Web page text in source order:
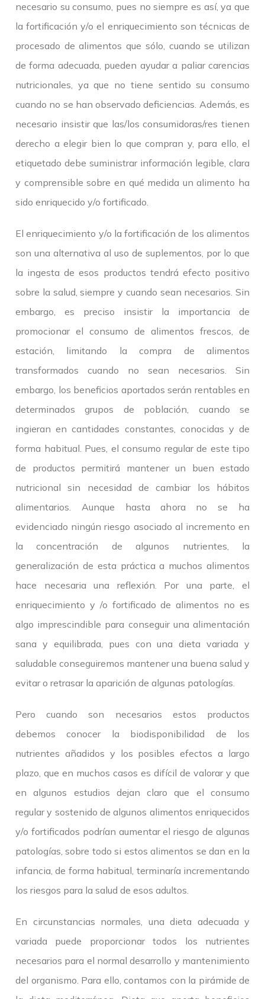
necesario su consumo, pues no siempre es así, ya que
la fortificación y/o el enriquecimiento son técnicas de
procesado de alimentos que sólo, cuando se utilizan
de forma adecuada, pueden ayudar a paliar carencias
nutricionales, ya que no tiene sentido su consumo
cuando no se han observado deficiencias. Además, es
necesario insistir que las/los consumidoras/res tienen
derecho a elegir bien lo que compran y, para ello, el
etiquetado debe suministrar información legible, clara
y comprensible sobre en qué medida un alimento ha
sido enriquecido y/o fortificado.
El enriquecimiento y/o la fortificación de los alimentos
son una alternativa al uso de suplementos, por lo que
la ingesta de esos productos tendrá efecto positivo
sobre la salud, siempre y cuando sean necesarios. Sin
embargo, es preciso insistir la importancia de
promocionar el consumo de alimentos frescos, de
estación, limitando la compra de alimentos
transformados cuando no sean necesarios. Sin
embargo, los beneficios aportados serán rentables en
determinados grupos de población, cuando se
ingieran en cantidades constantes, conocidas y de
forma habitual. Pues, el consumo regular de este tipo
de productos permitirá mantener un buen estado
nutricional sin necesidad de cambiar los hábitos
alimentarios. Aunque hasta ahora no se ha
evidenciado ningún riesgo asociado al incremento en
la concentración de algunos nutrientes, la
generalización de esta práctica a muchos alimentos
hace necesaria una reflexión. Por una parte, el
enriquecimiento y /o fortificado de alimentos no es
algo imprescindible para conseguir una alimentación
sana y equilibrada, pues con una dieta variada y
saludable conseguiremos mantener una buena salud y
evitar o retrasar la aparición de algunas patologías.
Pero cuando son necesarios estos productos
debemos conocer la biodisponibilidad de los
nutrientes añadidos y los posibles efectos a largo
plazo, que en muchos casos es difícil de valorar y que
en algunos estudios dejan claro que el consumo
regular y sostenido de algunos alimentos enriquecidos
y/o fortificados podrían aumentar el riesgo de algunas
patologías, sobre todo si estos alimentos se dan en la
infancia, de forma habitual, terminaría incrementando
los riesgos para la salud de esos adultos.
En circunstancias normales, una dieta adecuada y
variada puede proporcionar todos los nutrientes
necesarios para el normal desarrollo y mantenimiento
del organismo. Para ello, contamos con la pirámide de